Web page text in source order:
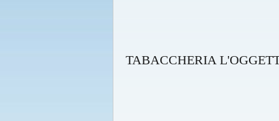
TABACCHERIA